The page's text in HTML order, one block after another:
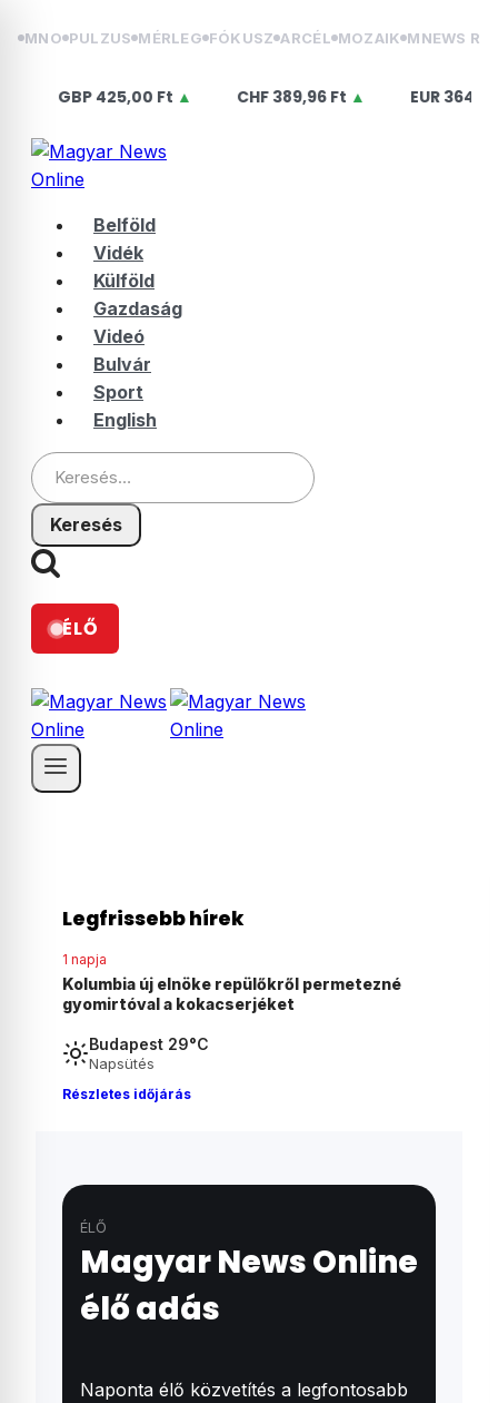
MNO PULZUS MÉRLEG FÓKUSZ ARCÉL MOZAIK MNEWS
425,00 Ft▲ CHF 389,96 Ft▲ EUR 364,50 Ft▲
Belföld
Vidék
Külföld
Gazdaság
Videó
Bulvár
Sport
English
Keresés:
ÉLŐ
Legfrissebb hírek
1 napja
Agyonvert egy osztrák férfit egy 18 éves
magyar fiú Ausztriában
Budapest 29°C
Napsütés
Részletes időjárás
ÉLŐ
Magyar News Online
élő adás
Naponta élő közvetítés a legfontosabb